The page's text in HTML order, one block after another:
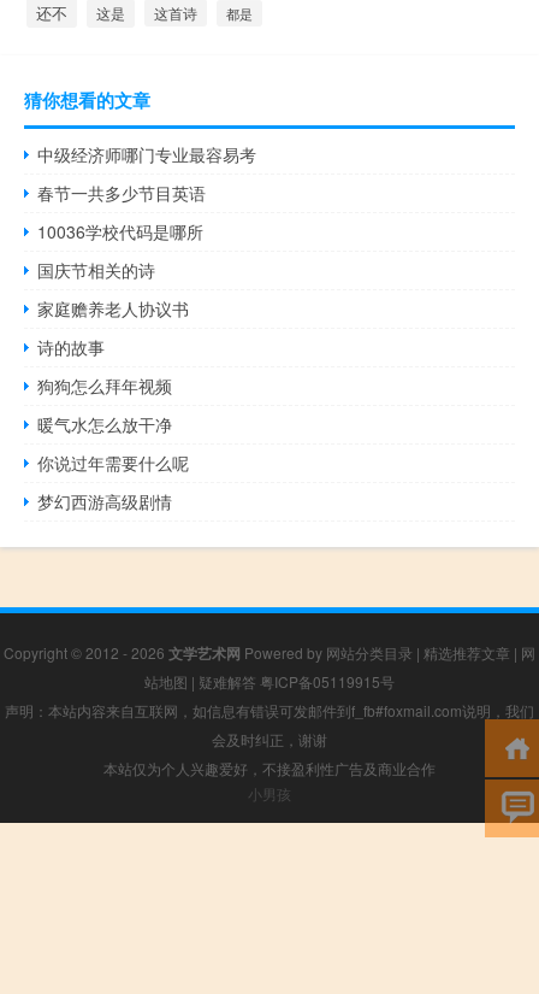
还不 这是 这首诗 都是
猜你想看的文章
中级经济师哪门专业最容易考
春节一共多少节目英语
10036学校代码是哪所
国庆节相关的诗
家庭赡养老人协议书
诗的故事
狗狗怎么拜年视频
暖气水怎么放干净
你说过年需要什么呢
梦幻西游高级剧情
Copyright © 2012 - 2026 文学艺术网 Powered by 网站分类目录 | 精选推荐文章 | 网
站地图 | 疑难解答 粤ICP备05119915号
声明：本站内容来自互联网，如信息有错误可发邮件到f_fb#foxmail.com说明，我们
会及时纠正，谢谢
本站仅为个人兴趣爱好，不接盈利性广告及商业合作
小男孩